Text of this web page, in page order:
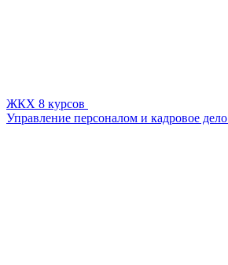
ЖКХ 8 курсов
Управление персоналом и кадровое дело